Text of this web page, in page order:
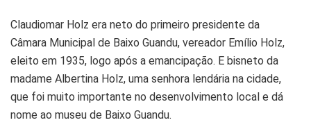
Claudiomar Holz era neto do primeiro presidente da
Câmara Municipal de Baixo Guandu, vereador Emílio Holz,
eleito em 1935, logo após a emancipação. E bisneto da
madame Albertina Holz, uma senhora lendária na cidade,
que foi muito importante no desenvolvimento local e dá
nome ao museu de Baixo Guandu.